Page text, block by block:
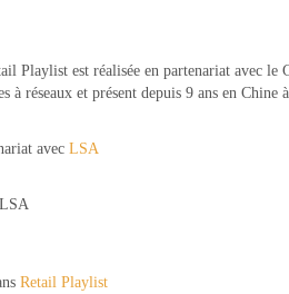
Playlist est réalisée en partenariat avec
à réseaux et présent depuis 9 ans en
avec LSA
Retail Playlist